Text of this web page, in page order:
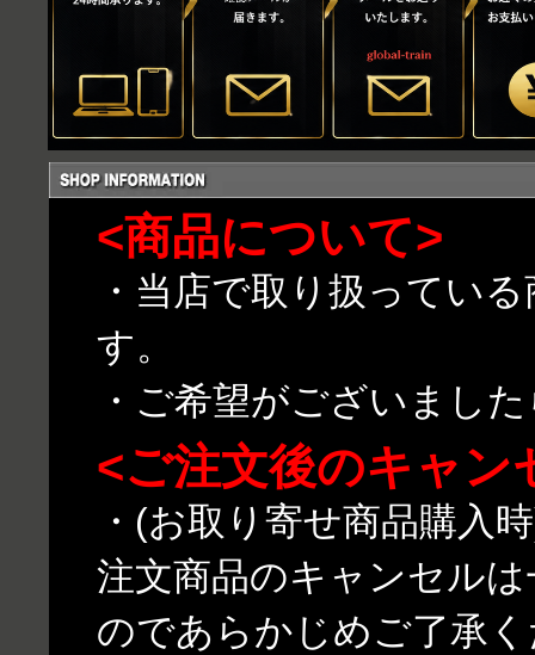
<商品について>
・当店で取り扱ってい
す。
・ご希望がございまし
<ご注文後のキャン
・(お取り寄せ商品購入
注文商品のキャンセル
のであらかじめご了承